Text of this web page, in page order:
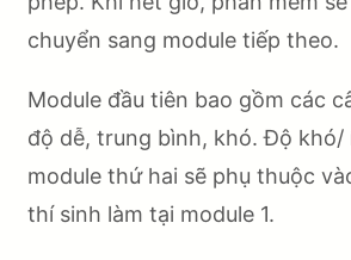
chuyển sang module tiếp theo.
Module đầu tiên bao gồm các
độ dễ, trung bình, khó. Độ
module thứ hai sẽ phụ thuộc
thí sinh làm tại module 1.